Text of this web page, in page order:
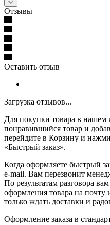
Отзывы
Оставить отзыв
Загрузка отзывов...
Для покупки товара в нашем
понравившийся товар и
перейдите в Корзину и
«Быстрый заказ».
Когда оформляете быстрый
e-mail. Вам перезвонит
По результатам разговора
оформления товара на почту
только ждать доставки и
Оформление заказа в